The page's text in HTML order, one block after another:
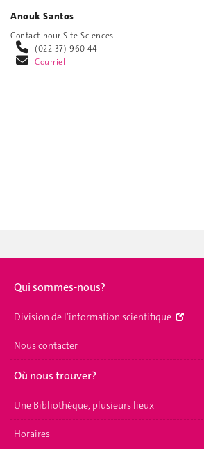
Anouk Santos
Contact pour Site Sciences
(022 37) 960 44
Courriel
Qui sommes-nous?
Division de l’information scientifique
Nous contacter
Où nous trouver?
Une Bibliothèque, plusieurs lieux
Horaires